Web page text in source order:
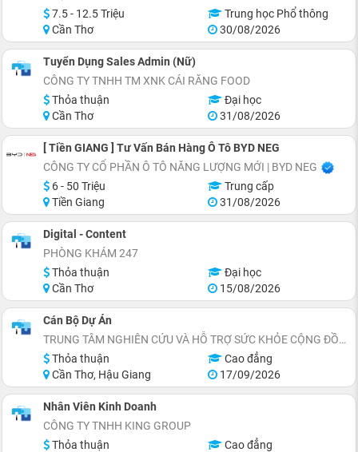
7.5 - 12.5 Triệu
Trung học Phổ thông
Cần Thơ
30/08/2026
Tuyển Dụng Sales Admin (Nữ)
CÔNG TY TNHH TM XNK CÁI RĂNG FOOD
Thỏa thuận
Đại học
Cần Thơ
31/08/2026
[ Tiền GIANG ] Tư Vấn Bán Hàng Ô Tô BYD NEG
CÔNG TY CỔ PHẦN Ô TÔ NĂNG LƯỢNG MỚI | BYD NEG
6 - 50 Triệu
Trung cấp
Tiền Giang
31/08/2026
Digital - Content
PHÒNG KHÁM 247
Thỏa thuận
Đại học
Cần Thơ
15/08/2026
Cán Bộ Dự Án
TRUNG TÂM NGHIÊN CỨU VÀ HỖ TRỢ SỨC KHỎE CỘNG ĐỒNG
Thỏa thuận
Cao đẳng
Cần Thơ, Hậu Giang
17/09/2026
Nhân Viên Kinh Doanh
CÔNG TY TNHH KING GROUP
Thỏa thuận
Cao đẳng